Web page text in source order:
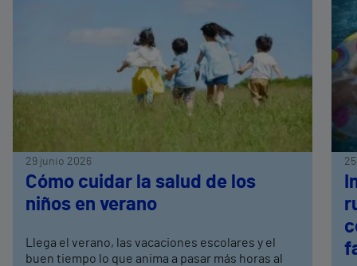
29 junio 2026
Cómo cuidar la salud de los
niños en verano
Llega el verano, las vacaciones escolares y el
buen tiempo lo que anima a pasar más horas al